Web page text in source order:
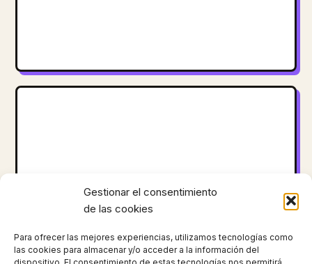
Gestionar el consentimiento
de las cookies
Para ofrecer las mejores experiencias, utilizamos tecnologías como
las cookies para almacenar y/o acceder a la información del